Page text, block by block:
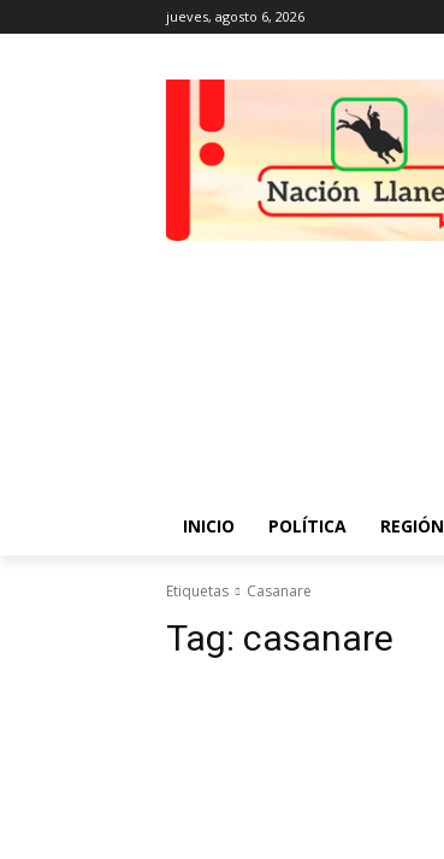
jueves, agosto 6, 2026
INICIO POLÍTICA REGIÓN
Etiquetas Casanare
Tag: casanare